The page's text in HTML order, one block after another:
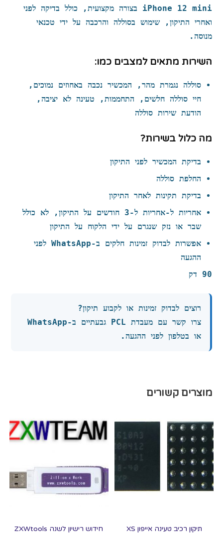
iPhone 12 mini בצורה מקצועית, כולל בדיקה לפני
ואחרי התיקון, שימוש בסוללה והרכבה על ידי טכנאי
מנוסה.
השירות מתאים למצבים כמו:
סוללה נגמרת מהר, המכשיר נכבה באחוזים נמוכים,
חיי סוללה חלשים, התחממות, טעינה לא יציבה,
הודעת שירות סוללה
מה כלול בשירות?
בדיקת המכשיר לפני התיקון
החלפת סוללה
בדיקת תקינות לאחר התיקון
אחריות ל-אחריות ל‑3 חודשים על התיקון, לא כולל
שבר או נזק שנגרם על ידי הלקוח על התיקון
אפשרות לבדוק זמינות חלקים ב-WhatsApp לפני
ההגעה
90 דק
רוצים לבדוק זמינות או לקבוע תיקון?
צרו קשר עם מעבדת PCL גבעתיים ב-WhatsApp
או בטלפון לפני ההגעה.
מוצרים קשורים
תיקון רכיב טעינה אייפון XS חידוש רישיון לשנה ZXWtools